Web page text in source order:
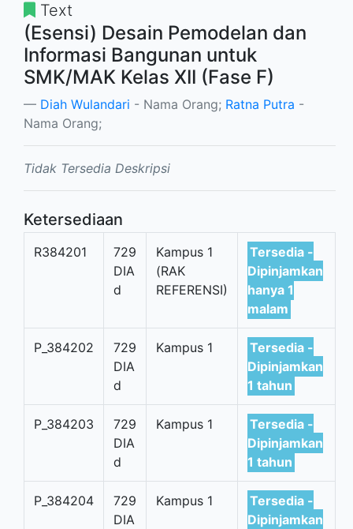
Text
(Esensi) Desain Pemodelan dan
Informasi Bangunan untuk
SMK/MAK Kelas XII (Fase F)
Diah Wulandari - Nama Orang; Ratna Putra -
Nama Orang;
Tidak Tersedia Deskripsi
Ketersediaan
R384201
729
DIA
d
Kampus 1
(RAK
REFERENSI)
Tersedia -
Dipinjamkan
hanya 1
malam
P_384202
729
DIA
d
Kampus 1
Tersedia -
Dipinjamkan
1 tahun
P_384203
729
DIA
d
Kampus 1
Tersedia -
Dipinjamkan
1 tahun
P_384204
729
DIA
Kampus 1
Tersedia -
Dipinjamkan